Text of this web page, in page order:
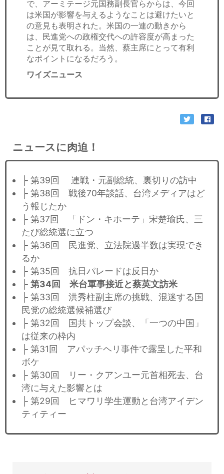
で、アーミテージ元国務副長官らからは、今回
は米国が影響を与えるようなことは避けたいと
の意見も表明された。米国の一連の動きから
は、民進党への政権交代への許容度が高まった
ことが見て取れる。当然、蔡主席にとって有利
なポイントになるだろう。
ワイズニュース
ニュースに肉迫！
├ 第39回 連戦・元副総統、裏切りの訪中
├ 第38回 戦後70年談話、台湾メディアはど
う報じたか
├ 第37回 「ドン・キホーテ」宋楚瑜氏、三
たび総統選に立つ
├ 第36回 民進党、立法院過半数は実現でき
るか
├ 第35回 抗日パレードは反日か
├ 第34回 米台軍事接近と蔡英文訪米
├ 第33回 洪秀柱副主席の挑戦、混迷する国
民党の総統選候補選び
├ 第32回 国共トップ会談、「一つの中国」
は従来の枠内
├ 第31回 アパッチヘリ事件で露呈した平和
ボケ
├ 第30回 リー・クアンユー元首相死去、台
湾に与えた影響とは
├ 第29回 ヒマワリ学生運動と台湾アイデン
ティティー